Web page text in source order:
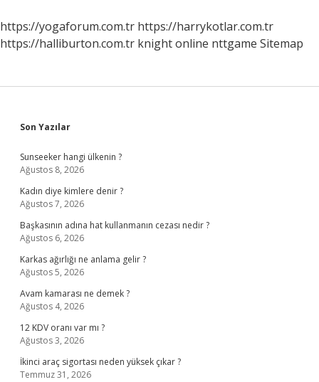
https://yogaforum.com.tr https://harrykotlar.com.tr
https://halliburton.com.tr knight online nttgame Sitemap
Sidebar
Son Yazılar
Sunseeker hangi ülkenin ?
Ağustos 8, 2026
Kadın diye kimlere denir ?
Ağustos 7, 2026
Başkasının adına hat kullanmanın cezası nedir ?
Ağustos 6, 2026
Karkas ağırlığı ne anlama gelir ?
Ağustos 5, 2026
Avam kamarası ne demek ?
Ağustos 4, 2026
12 KDV oranı var mı ?
Ağustos 3, 2026
İkinci araç sigortası neden yüksek çıkar ?
Temmuz 31, 2026